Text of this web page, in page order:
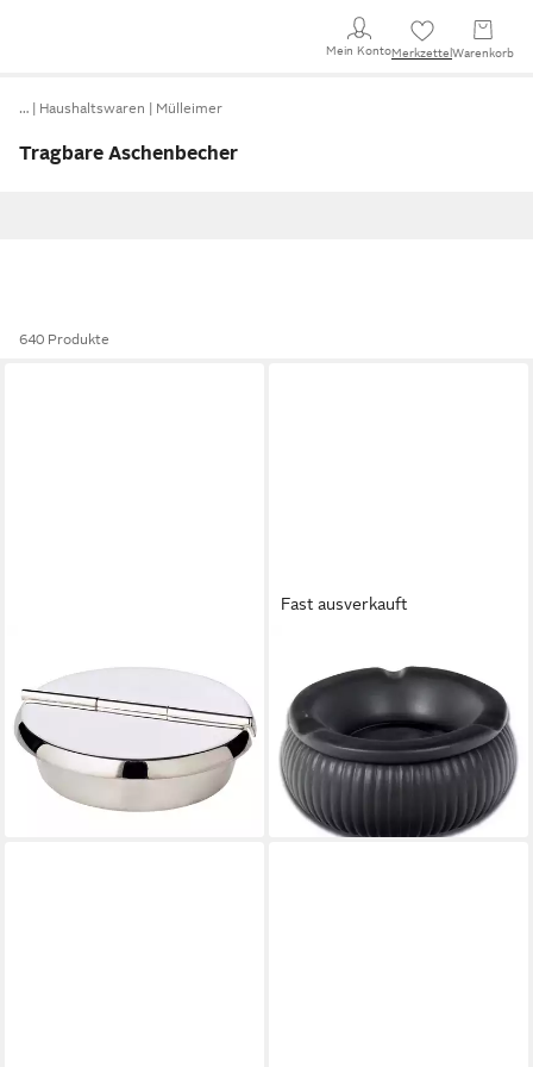
Mein KontoMerkzettel Warenkorb
… Haushaltswaren Mülleimer
Tragbare Aschenbecher
640 Produkte
Aschenbecher Ashburn,
Aschenbecher mit Deckel,
Silber-Optik, schwerversilbert,
H 2,3 cm
48,00 €
lieferbar - in 3-4 Werktagen bei dir
Fast ausverkauft
Aschenbecher Großer
Windaschenbecher Keramik Ø
15 cm, Antik Schwarz, mit
Deckel
24,95 €
lieferbar - in 2-3 Werktagen bei dir